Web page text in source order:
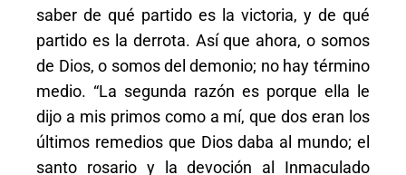
saber de qué partido es la victoria, y de qué
partido es la derrota. Así que ahora, o somos
de Dios, o somos del demonio; no hay término
medio. “La segunda razón es porque ella le
dijo a mis primos como a mí, que dos eran los
últimos remedios que Dios daba al mundo; el
santo rosario y la devoción al Inmaculado